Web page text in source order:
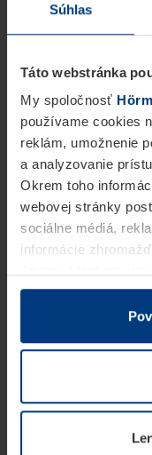
Súhlas
Táto webstránka
My spoločnosť
používame cookies
reklám, umožnenie
a analyzovanie
Okrem toho
webovej stránky
sociálne médiá,
informácie
v rámci Vášho
Z právneho
prevádzku tejto
potrebujeme Vaše
kedykoľvek zmeniť
našej webovej